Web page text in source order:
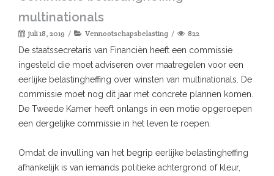
multinationals
juli 18, 2019 Vennootschapsbelasting 822
De staatssecretaris van Financiën heeft een commissie
ingesteld die moet adviseren over maatregelen voor een
eerlijke belastingheffing over winsten van multinationals. De
commissie moet nog dit jaar met concrete plannen komen.
De Tweede Kamer heeft onlangs in een motie opgeroepen
een dergelijke commissie in het leven te roepen.
Omdat de invulling van het begrip eerlijke belastingheffing
afhankelijk is van iemands politieke achtergrond of kleur,